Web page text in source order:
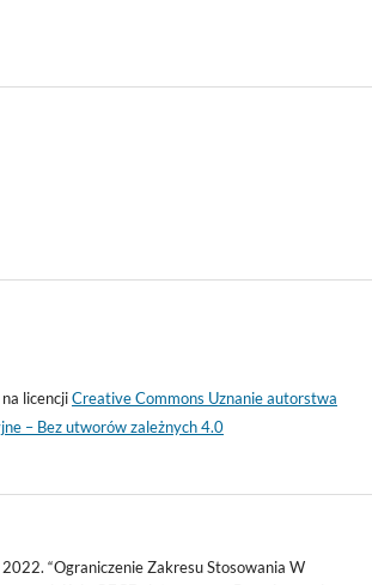
licencjiCreative Commons Uznanie autorstwa
– Bez utworów zależnych 4.0
“Ograniczenie Zakresu Stosowania W